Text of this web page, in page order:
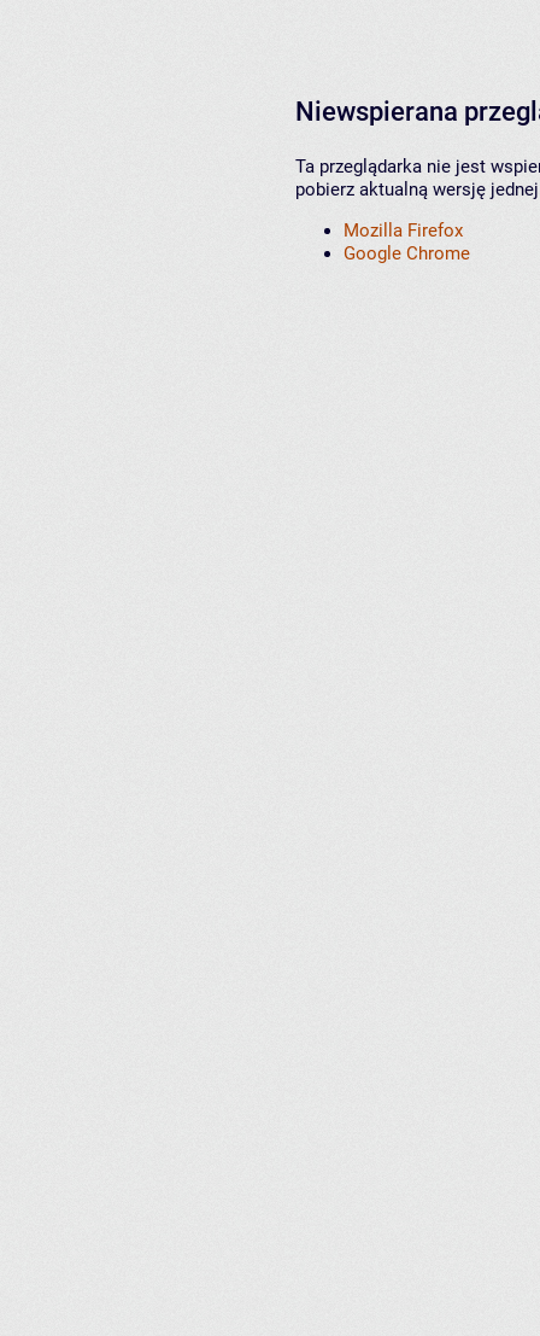
Niewspierana
Ta przeglądarka nie jest
pobierz aktualną wersję
Mozilla Firefox
Google Chrome